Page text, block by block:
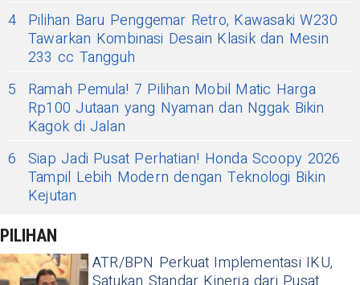
4 Pilihan Baru Penggemar Retro, Kawasaki W230
Tawarkan Kombinasi Desain Klasik dan Mesin
233 cc Tangguh
5
Ramah Pemula! 7 Pilihan Mobil Matic Harga
Rp100 Jutaan yang Nyaman dan Nggak Bikin
Kagok di Jalan
6 Siap Jadi Pusat Perhatian! Honda Scoopy 2026
Tampil Lebih Modern dengan Teknologi Bikin
Kejutan
PILIHAN
ATR/BPN Perkuat Implementasi IKU,